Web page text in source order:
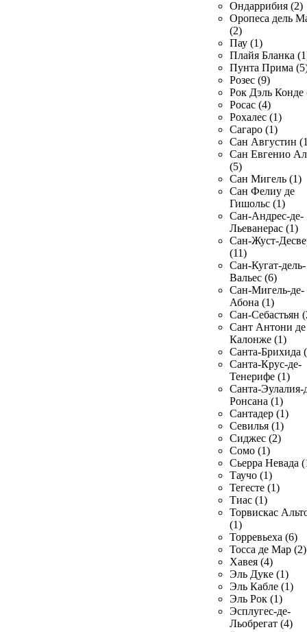
Ондаррибия (2)
Оропеса дель
(2)
Пау (1)
Плайя Бланка
Пунта Прима
Розес (9)
Рок Дэль Конде
Росас (4)
Рохалес (1)
Сагаро (1)
Сан Августин
Сан Евгенио
(5)
Сан Мигель (1)
Сан Фелиу де
Гишольс (1)
Сан-Андрес-де-
Льеванерас (1)
Сан-Жуст-
(11)
Сан-Кугат-дель-
Вальес (6)
Сан-Мигель-де-
Абона (1)
Сан-Себастьян
Сант Антони де
Калонже (1)
Санта-Брихида
Санта-Крус-де-
Тенерифе (1)
Санта-Эулалия-
Ронсана (1)
Сантадер (1)
Севилья (1)
Сиджес (2)
Сомо (1)
Сьерра Невада
Таучо (1)
Тегесте (1)
Тиас (1)
Торвискас
(1)
Торревьеха (6)
Тосса де Мар (2)
Хавея (4)
Эль Дуке (1)
Эль Кабле (1)
Эль Рок (1)
Эсплугес-де-
Льобрегат (4)